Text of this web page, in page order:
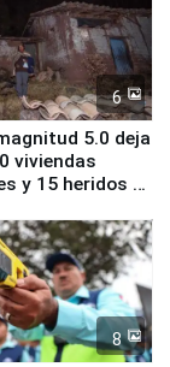
6
5.0 deja
viviendas
y 15 heridos en
8